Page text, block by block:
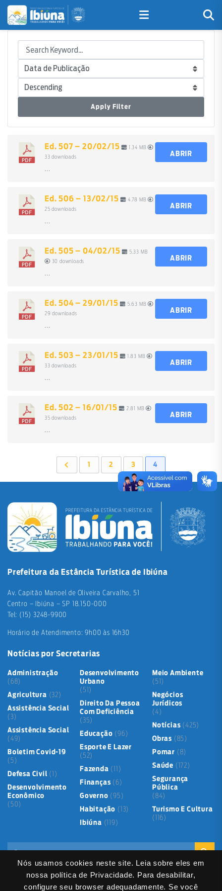
Nós usamos cookies neste site. Leia sobre eles em
nossa política de Privacidade. Para desabilitar,
configure seu browser adequadamente. Se você
Apply Filter
Ed. 507 – 20/02/15
1.34 MB
33 downloads
...
ABRIR
Ed. 506 – 13/02/15
4.78 MB
25 downloads
...
ABRIR
Ed. 505 – 04/02/15
5.33 MB
30 downloads
...
ABRIR
Ed. 504 – 29/01/15
5.63 MB
29 downloads
...
ABRIR
Ed. 503 – 23/01/15
1.83 MB
33 downloads
...
ABRIR
Ed. 502 – 16/01/15
2.81 MB
35 downloads
...
ABRIR
1 2 3 4
Prefeitura da Estância Turística de Ibiúna
Av. Capitão Manoel de Oliveira Carvalho, 51
Centro – Ibiúna – SP 18.150-000
Tel: (15) 3248-9900
Horário de Atendimento: 9h00 às 16h30
Notícias por Secretarias
Administração
(68)
Agricultura (32)
Assistência Social
(3)
Assistência Social
(49)
Boletim Covid-19
(5)
Defesa Civil (1)
Desenvolvimento
Econômico
(50)
Desenvolvimento
Urbano
(51)
Direito Da Pessoa
Com Deficiência
(35)
Educação (96)
Esporte E Lazer
(52)
Fazenda (11)
Finanças (6)
Governo (95)
Habitação (13)
Ibiúna (119)
Meio Ambiente
(51)
Negócios
Jurídicos
(4)
Notícias (425)
Obras (85)
Pomar (8)
Saúde (172)
Segurança
Pública
(84)
Turismo E Cultura
(116)